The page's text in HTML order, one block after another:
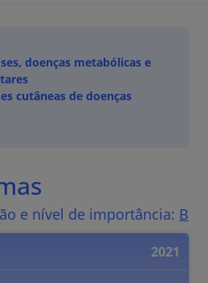
doenças metabólicas e
cutâneas de doenças
e nível de importância: B
2021